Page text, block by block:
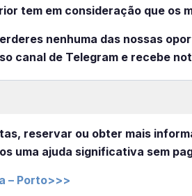
tem em consideração que os
nenhuma das nossas
canal de Telegram e recebe
reservar ou obter mais
uma ajuda significativa sem
– Porto>>>